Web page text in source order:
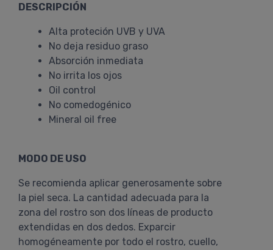
DESCRIPCIÓN
Alta proteción UVB y UVA
No deja residuo graso
Absorción inmediata
No irrita los ojos
Oil control
No comedogénico
Mineral oil free
MODO DE USO
Se recomienda aplicar generosamente sobre
la piel seca. La cantidad adecuada para la
zona del rostro son dos líneas de producto
extendidas en dos dedos. Exparcir
homogéneamente por todo el rostro, cuello,